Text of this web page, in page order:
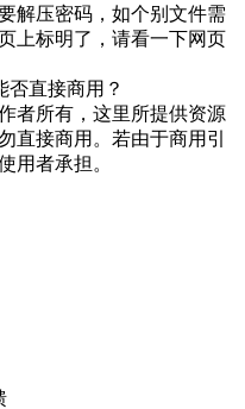
解压密码，如个别文件需
上标明了，请看一下网页
否直接商用？
者所有，这里所提供资源
直接商用。若由于商用引
用者承担。